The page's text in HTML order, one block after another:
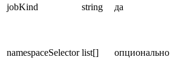
jobKind string да
namespaceSelector list[] опционально